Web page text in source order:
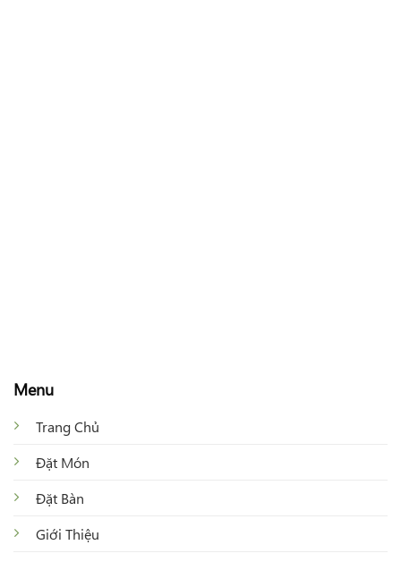
Menu
Trang Chủ
Đặt Món
Đặt Bàn
Giới Thiệu